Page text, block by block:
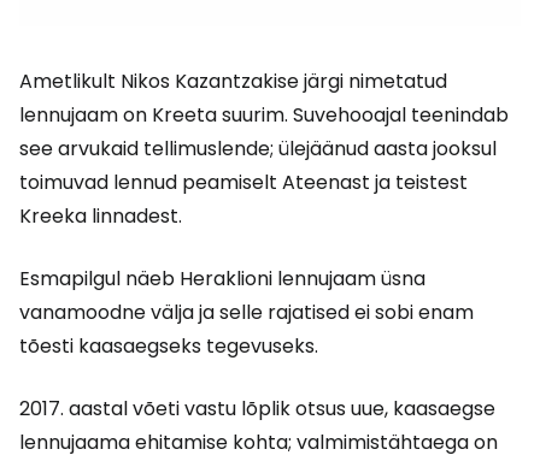
Ametlikult Nikos Kazantzakise järgi nimetatud
lennujaam on Kreeta suurim. Suvehooajal teenindab
see arvukaid tellimuslende; ülejäänud aasta jooksul
toimuvad lennud peamiselt Ateenast ja teistest
Kreeka linnadest.
Esmapilgul näeb Heraklioni lennujaam üsna
vanamoodne välja ja selle rajatised ei sobi enam
tõesti kaasaegseks tegevuseks.
2017. aastal võeti vastu lõplik otsus uue, kaasaegse
lennujaama ehitamise kohta; valmimistähtaega on